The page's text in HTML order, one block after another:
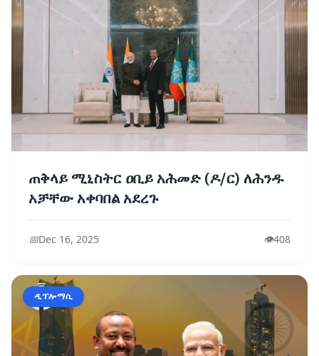
ጠቅላይ ሚኒስትር ዐቢይ አሕመድ (ዶ/ር) ለሕንዱ
አቻቸው አቀባበል አደረጉ
📅Dec 16, 2025 👁️408
ዲፕሎማሲ